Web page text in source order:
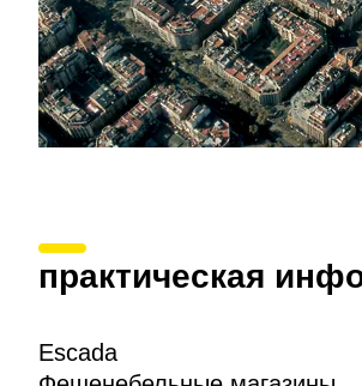
практическая
Escada